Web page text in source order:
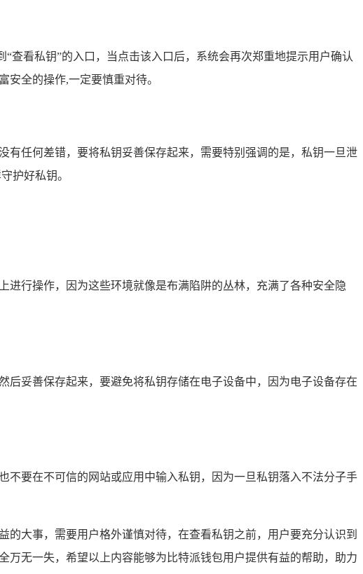
查看私钥”的入口，当点击该入口后，系统会再次郑重地提示用户确认
全的操作,一定要慎重对待。
任何差错，要将私钥妥善保存起来，需要特别强调的是，私钥一旦泄
护好私钥。
行操作，因为这些环境就像是布满陷阱的丛林，充满了各种安全隐
妥善保存起来，要避免将私钥存储在电子设备中，因为电子设备存在
要在不可信的网站或应用中输入私钥，因为一旦私钥落入不法分子手
大事，需要用户格外谨慎对待，在查看私钥之前，用户要充分认识到
无一失，希望以上内容能够为比特派钱包用户提供有益的帮助，助力